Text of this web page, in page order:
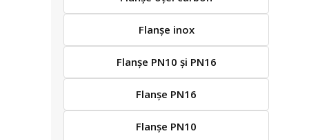
Flanșe inox
Flanșe PN10 și PN16
Flanșe PN16
Flanșe PN10